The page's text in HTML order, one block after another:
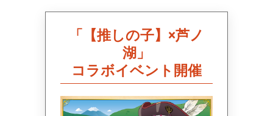
「【推しの子】×芦ノ
湖」
コラボイベント開催